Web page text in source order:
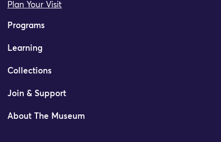
Plan Your Visit
Programs
Learning
Collections
Join & Support
About The Museum